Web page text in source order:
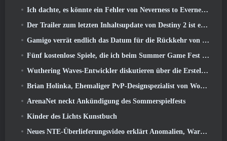
Ich dachte, es könnte ein Fehler von Neverness to Everness sein, das Porsche Collab Gacha Event so früh zu veranstalten, Aber ich habe mich geirrt
Der Trailer zum letzten Inhaltsupdate von Destiny 2 ist ein Aufschrei
Gamigo verrät endlich das Datum für die Rückkehr von Gloria Victis, Wird es das zweite Mal überleben??
Fünf kostenlose Spiele, die ich beim Summer Game Fest zu sehen hoffe
Wuthering Waves-Entwickler diskutieren über die Erstellung der Lahai-Roi-Mech-Kampfsequenz
Brian Holinka, Ehemaliger PvP-Designspezialist von World Of Warcraft, Tritt dem League Of Legends MMO-Team bei
ArenaNet neckt Ankündigung des Sommerspielfests
Kinder des Lichts Kunstbuch
Neues NTE-Überlieferungsvideo erklärt Anomalien, Warten, Und wie eine „geheime“ Organisation alles verfolgt